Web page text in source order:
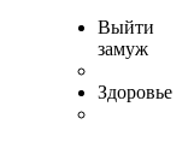
Выйти
замуж
Здоровье